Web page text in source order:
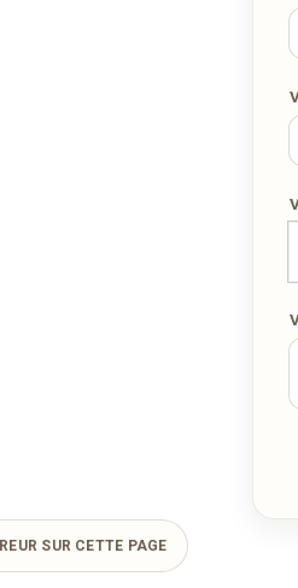
COMMANDER
SUR CETTE PAGE